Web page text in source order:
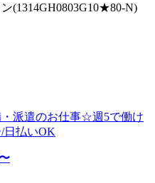
(1314GH0803G10★80-N)
・派遣のお仕事☆週5で働け
日払いOK